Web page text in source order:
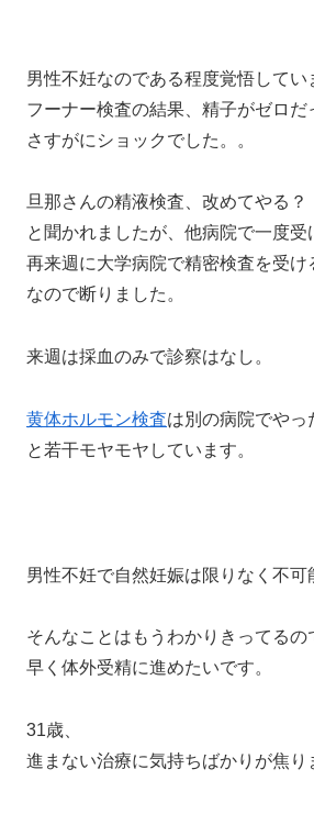
男性不妊なのである程度覚悟してい
フーナー検査の結果、精子がゼロだ
さすがにショックでした。。
旦那さんの精液検査、改めてやる？
と聞かれましたが、他病院で一度受
再来週に大学病院で精密検査を受け
なので断りました。
来週は採血のみで診察はなし。
黄体ホルモン検査は別の病院でやっ
と若干モヤモヤしています。
男性不妊で自然妊娠は限りなく不可
そんなことはもうわかりきってるの
早く体外受精に進めたいです。
31歳、
進まない治療に気持ちばかりが焦り